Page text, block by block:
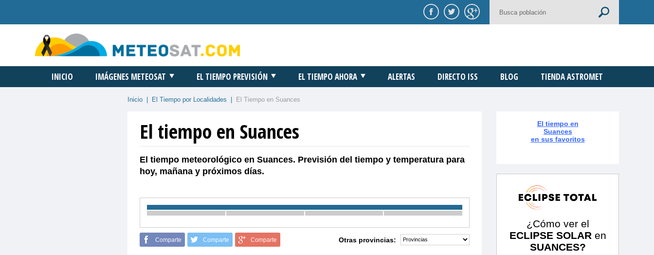
INICIO IMÁGENES METEOSAT EL TIEMPO PREVISIÓN EL TIEMPO AHORA ALERTAS DIRECTO ISS BLOG TIENDA ASTROMET
Inicio El Tiempo por Localidades El Tiempo en Suances
El tiempo en Suances
El tiempo meteorológico en Suances. Previsión del tiempo y temperatura para
hoy, mañana y próximos días.
Comparte Comparte Comparte Otras provincias:
El tiempo en
Suances
en sus favoritos
¿Cómo ver el
ECLIPSE SOLAR en
SUANCES?